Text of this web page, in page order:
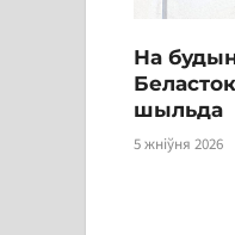
На
шыльда
5 жніўня 2026